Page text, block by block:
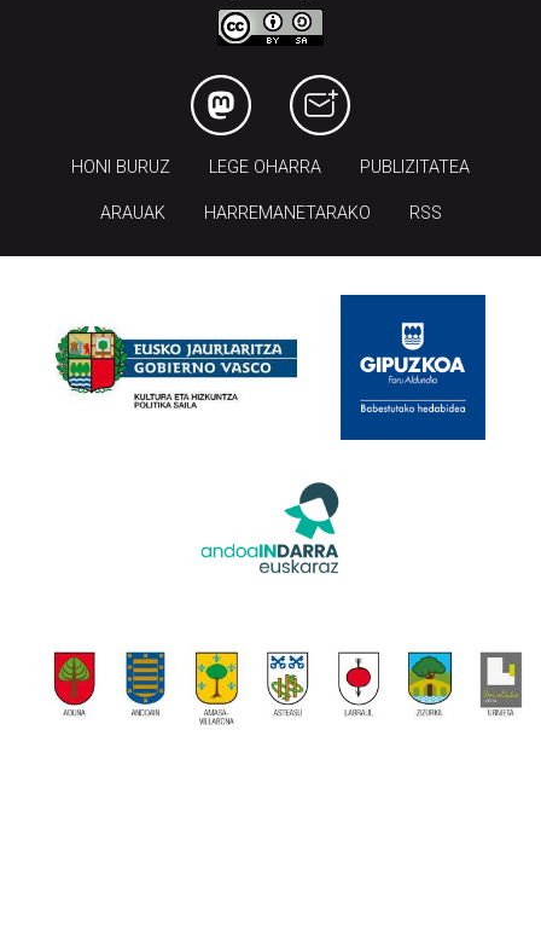
HONI BURUZ LEGE OHARRA PUBLIZITATEA
ARAUAK HARREMANETARAKO RSS